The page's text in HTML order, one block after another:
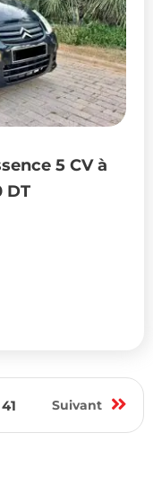
5 CV à
DT
41 Suivant